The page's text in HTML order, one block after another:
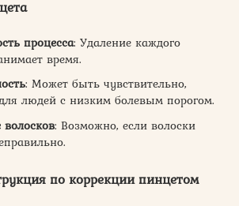
процесса: Удаление каждого
время.
: Может быть чувствительно,
людей с низким болевым порогом.
волосков: Возможно, если волоски
по коррекции пинцетом